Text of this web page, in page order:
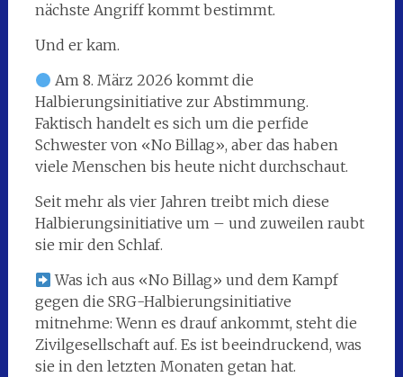
nächste Angriff kommt bestimmt.
Und er kam.
Am 8. März 2026 kommt die
Halbierungsinitiative zur Abstimmung.
Faktisch handelt es sich um die perfide
Schwester von «No Billag», aber das haben
viele Menschen bis heute nicht durchschaut.
Seit mehr als vier Jahren treibt mich diese
Halbierungsinitiative um – und zuweilen raubt
sie mir den Schlaf.
Was ich aus «No Billag» und dem Kampf
gegen die SRG-Halbierungsinitiative
mitnehme: Wenn es drauf ankommt, steht die
Zivilgesellschaft auf. Es ist beeindruckend, was
sie in den letzten Monaten getan hat.